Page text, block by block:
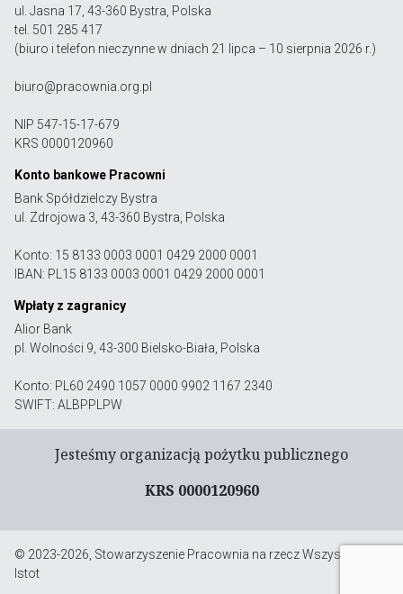
ul. Jasna 17, 43-360 Bystra, Polska
tel. 501 285 417
(biuro i telefon nieczynne w dniach 21 lipca – 10 sierpnia 2026 r.)
biuro@pracownia.org.pl
NIP 547-15-17-679
KRS 0000120960
Konto bankowe Pracowni
Bank Spółdzielczy Bystra
ul. Zdrojowa 3, 43-360 Bystra, Polska
Konto: 15 8133 0003 0001 0429 2000 0001
IBAN: PL15 8133 0003 0001 0429 2000 0001
Wpłaty z zagranicy
Alior Bank
pl. Wolności 9, 43-300 Bielsko-Biała, Polska
Konto: PL60 2490 1057 0000 9902 1167 2340
SWIFT: ALBPPLPW
Jesteśmy organizacją pożytku publicznego
KRS 0000120960
© 2023-2026, Stowarzyszenie Pracownia na rzecz Wszystkich
Istot